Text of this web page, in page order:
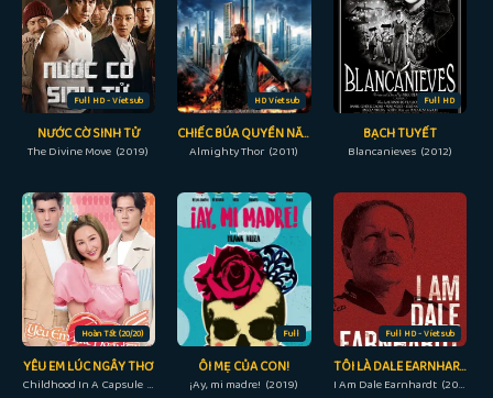
Full HD - Vietsub
NƯỚC CỜ SINH TỬ
The Divine Move (2019)
HD Vietsub
CHIẾC BÚA QUYỀN NĂNG
Almighty Thor (2011)
Full HD
BẠCH TUYẾT
Blancanieves (2012)
Hoàn Tất (20/20)
YÊU EM LÚC NGÂY THƠ
Childhood In A Capsule (2022)
Full
ÔI MẸ CỦA CON!
¡Ay, mi madre! (2019)
Full HD - Vietsub
TÔI LÀ DALE EARNHARDT
I Am Dale Earnhardt (2015)